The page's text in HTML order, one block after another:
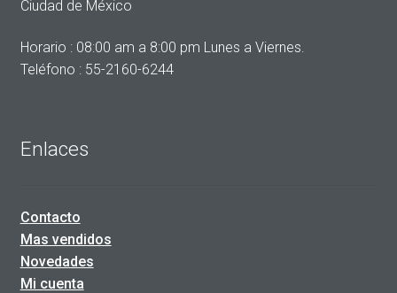
Ciudad de México
Horario : 08:00 am a 8:00 pm Lunes a Viernes.
Teléfono : 55-2160-6244
Enlaces
Contacto
Mas vendidos
Novedades
Mi cuenta